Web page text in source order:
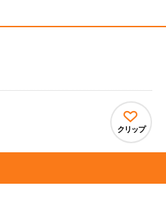
クリップ